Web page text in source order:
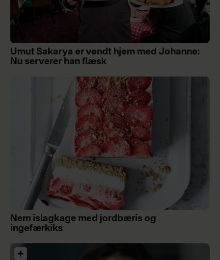
Umut Sakarya er vendt hjem med Johanne:
Nu serverer han flæsk
Nem islagkage med jordbæris og
ingefærkiks